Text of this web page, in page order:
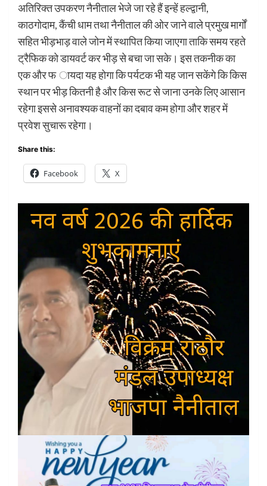
अतिरिक्त उपकरण नैनीताल भेजे जा रहे हैं इन्हें हल्द्वानी,
काठगोदाम, कैंची धाम तथा नैनीताल की ओर जाने वाले प्रमुख मार्गों
सहित भीड़भाड़ वाले जोन में स्थापित किया जाएगा ताकि समय रहते
ट्रैफिक को डायवर्ट कर भीड़ से बचा जा सके। इस तकनीक का
एक और फ ायदा यह होगा कि पर्यटक भी यह जान सकेंगे कि किस
स्थान पर भीड़ कितनी है और किस रूट से जाना उनके लिए आसान
रहेगा इससे अनावश्यक वाहनों का दबाव कम होगा और शहर में
प्रवेश सुचारू रहेगा।
Share this:
Facebook X